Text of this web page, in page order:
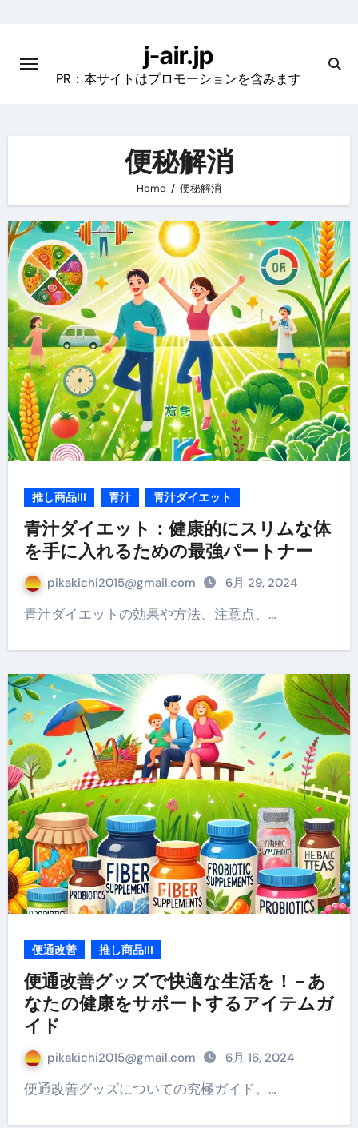
content
j-air.jp
PR：本サイトはプロモーションを含みます
便秘解消
Home 便秘解消
推し商品III 青汁 青汁ダイエット
青汁ダイエット：健康的にスリムな体
を手に入れるための最強パートナー
pikakichi2015@gmail.com 6月 29, 2024
青汁ダイエットの効果や方法、注意点、…
便通改善 推し商品III
便通改善グッズで快適な生活を！ – あ
なたの健康をサポートするアイテムガ
イド
pikakichi2015@gmail.com 6月 16, 2024
便通改善グッズについての究極ガイド。…